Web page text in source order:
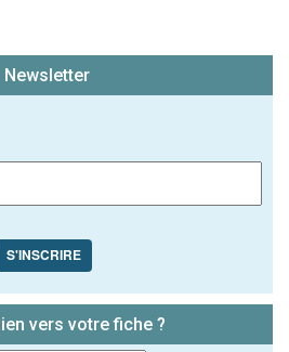
Newsletter
S'INSCRIRE
vers votre fiche ?